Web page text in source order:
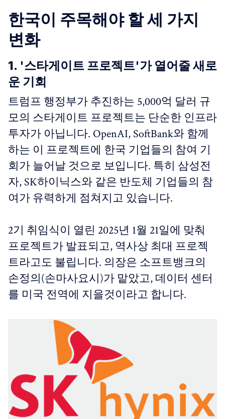
한국이 주목해야 할 세 가지
변화
1. '스타게이트 프로젝트'가 열어줄 새로
운 기회
트럼프 행정부가 추진하는 5,000억 달러 규
모의 스타게이트 프로젝트는 단순한 인프라
투자가 아닙니다. OpenAI, SoftBank와 함께
하는 이 프로젝트에 한국 기업들의 참여 기
회가 늘어날 것으로 보입니다. 특히 삼성전
자, SK하이닉스와 같은 반도체 기업들의 참
여가 유력하게 점쳐지고 있습니다.
2기 취임식이 열린 2025년 1월 21일에 맞춰
프로젝트가 발표되고, ​역사상 최대 프로젝
트라고도 불립니다. 의장은 소프트뱅크의
손정의(손마사요시)가 맡았고, 데이터 센터
를 미국 전역에 지을것이라고 합니다.